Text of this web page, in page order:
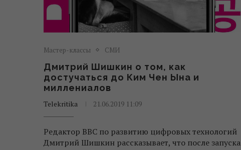
Мастер-классы СМИ
Дмитрий Шишкин о том, как
достучаться до Ким Чен Ына и
миллениалов
Telekritika 21.06.2019 11:09
Редактор BBC по развитию цифровых технологий
Дмитрий Шишкин рассказывает, что после запуска